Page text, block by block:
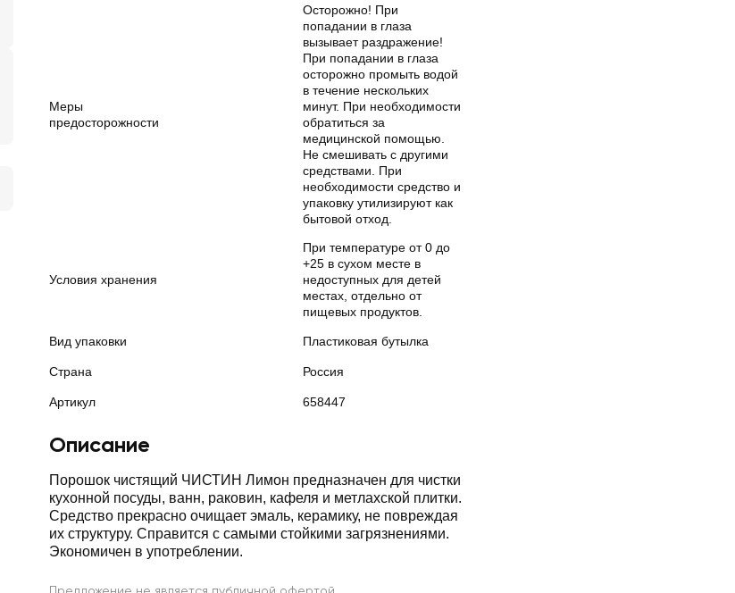
Меры
предосторожности
Осторожно! При
попадании в глаза
вызывает раздражение!
При попадании в глаза
осторожно промыть водой
в течение нескольких
минут. При необходимости
обратиться за
медицинской помощью.
Не смешивать с другими
средствами. При
необходимости средство и
упаковку утилизируют как
бытовой отход.
Условия хранения
При температуре от 0 до
+25 в сухом месте в
недоступных для детей
местах, отдельно от
пищевых продуктов.
Вид упаковки Пластиковая бутылка
Страна Россия
Артикул 658447
Описание
Порошок чистящий ЧИСТИН Лимон предназначен для чистки
кухонной посуды, ванн, раковин, кафеля и метлахской плитки.
Средство прекрасно очищает эмаль, керамику, не повреждая
их структуру. Справится с самыми стойкими загрязнениями.
Экономичен в употреблении.